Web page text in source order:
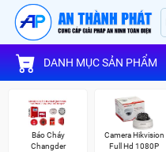
DANH MỤC SẢN PHẨM
Báo Cháy
Changder
Camera Hikvision
Full Hd 1080P